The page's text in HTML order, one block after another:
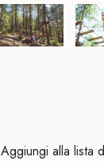
Aggiungi alla lista